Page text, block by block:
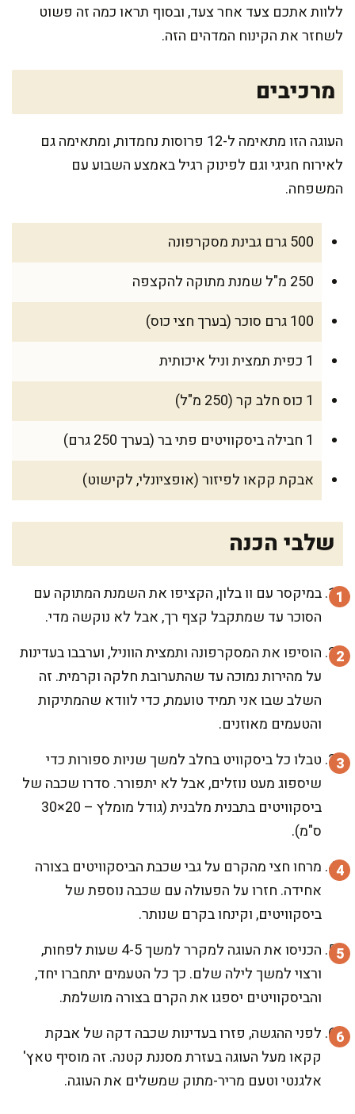
ללוות אתכם צעד אחר צעד, ובסוף תראו כמה זה פשוט
לשחזר את הקינוח המדהים הזה.
מרכיבים
העוגה הזו מתאימה ל-12 פרוסות נחמדות, ומתאימה גם
לאירוח חגיגי וגם לפינוק רגיל באמצע השבוע עם
המשפחה.
500 גרם גבינת מסקרפונה
250 מ"ל שמנת מתוקה להקצפה
100 גרם סוכר (בערך חצי כוס)
1 כפית תמצית וניל איכותית
1 כוס חלב קר (250 מ"ל)
1 חבילה ביסקוויטים פתי בר (בערך 250 גרם)
אבקת קקאו לפיזור (אופציונלי, לקישוט)
שלבי הכנה
במיקסר עם וו בלון, הקציפו את השמנת המתוקה עם
הסוכר עד שמתקבל קצף רך, אבל לא נוקשה מדי.
הוסיפו את המסקרפונה ותמצית הווניל, וערבבו בעדינות
על מהירות נמוכה עד שהתערובת חלקה וקרמית. זה
השלב שבו אני תמיד טועמת, כדי לוודא שהמתיקות
והטעמים מאוזנים.
טבלו כל ביסקוויט בחלב למשך שניות ספורות כדי
שיספוג מעט נוזלים, אבל לא יתפורר. סדרו שכבה של
ביסקוויטים בתבנית מלבנית (גודל מומלץ – 20×30
ס"מ).
מרחו חצי מהקרם על גבי שכבת הביסקוויטים בצורה
אחידה. חזרו על הפעולה עם שכבה נוספת של
ביסקוויטים, וקינחו בקרם שנותר.
הכניסו את העוגה למקרר למשך 4-5 שעות לפחות,
ורצוי למשך לילה שלם. כך כל הטעמים יתחברו יחד,
והביסקוויטים יספגו את הקרם בצורה מושלמת.
לפני ההגשה, פזרו בעדינות שכבה דקה של אבקת
קקאו מעל העוגה בעזרת מסננת קטנה. זה מוסיף טאץ'
אלגנטי וטעם מריר-מתוק שמשלים את העוגה.